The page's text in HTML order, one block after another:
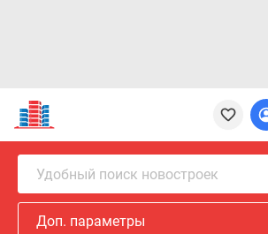
Новостройки
Квартиры
Ипотека
Новостройки
Москвы
Новостройки
Подмосковья
Удобный поиск новостроек
Доп. параметры